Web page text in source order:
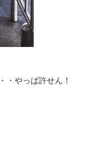
・やっぱ許せん！